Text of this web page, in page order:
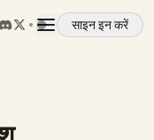
साइन इन करें